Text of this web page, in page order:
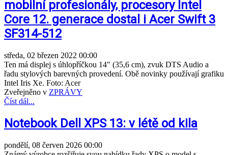
mobilní profesionály, procesory Intel
Core 12. generace dostal i Acer Swift 3
SF314-512
středa, 02 březen 2022 00:00
Ten má displej s úhlopříčkou 14" (35,6 cm), zvuk DTS Audio a
řadu stylových barevných provedení. Obě novinky používají grafiku
Intel Iris Xe. Foto: Acer
Zveřejněno v ZPRÁVY
Číst dál...
Notebook Dell XPS 13: v létě od kila
pondělí, 08 červen 2026 00:00